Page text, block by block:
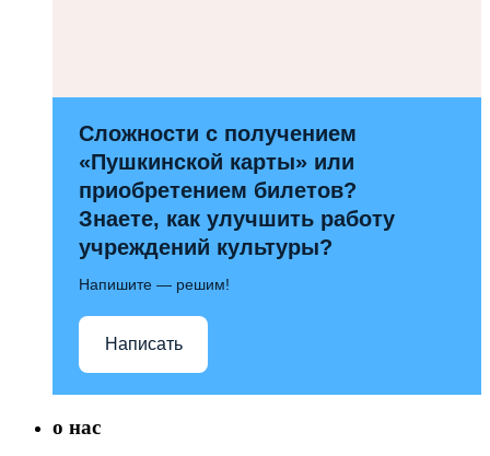
Сложности с получением
«Пушкинской карты» или
приобретением билетов?
Знаете, как улучшить работу
учреждений культуры?
Напишите — решим!
Написать
о нас